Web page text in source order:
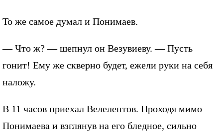
То же самое думал и Понимаев.
— Что ж? — шепнул он Везувиеву. — Пусть
гонит! Ему же скверно будет, ежели руки на себя
наложу.
В 11 часов приехал Велелептов. Проходя мимо
Понимаева и взглянув на его бледное, сильно